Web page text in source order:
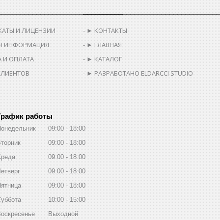
И ЛИЦЕНЗИИ
ИНФОРМАЦИЯ
И ОПЛАТА
► КОНТАКТЫ
► ГЛАВНАЯ
► КАТАЛОГ
► РАЗРАБОТАНО ELDARCCI STUDIO
работы
09:00
18:00
09:00
18:00
09:00
18:00
09:00
18:00
09:00
18:00
10:00
15:00
Выходной